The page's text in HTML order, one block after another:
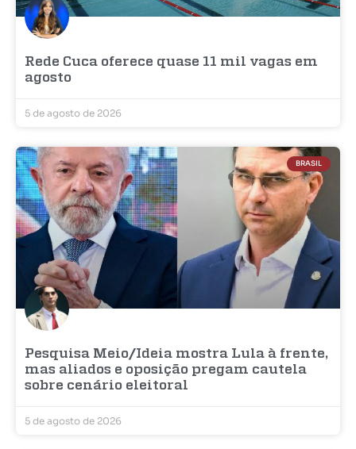
Rede Cuca oferece quase 11 mil vagas em
agosto
5 de agosto de 2026
BRASIL
Pesquisa Meio/Ideia mostra Lula à frente,
mas aliados e oposição pregam cautela
sobre cenário eleitoral
5 de agosto de 2026